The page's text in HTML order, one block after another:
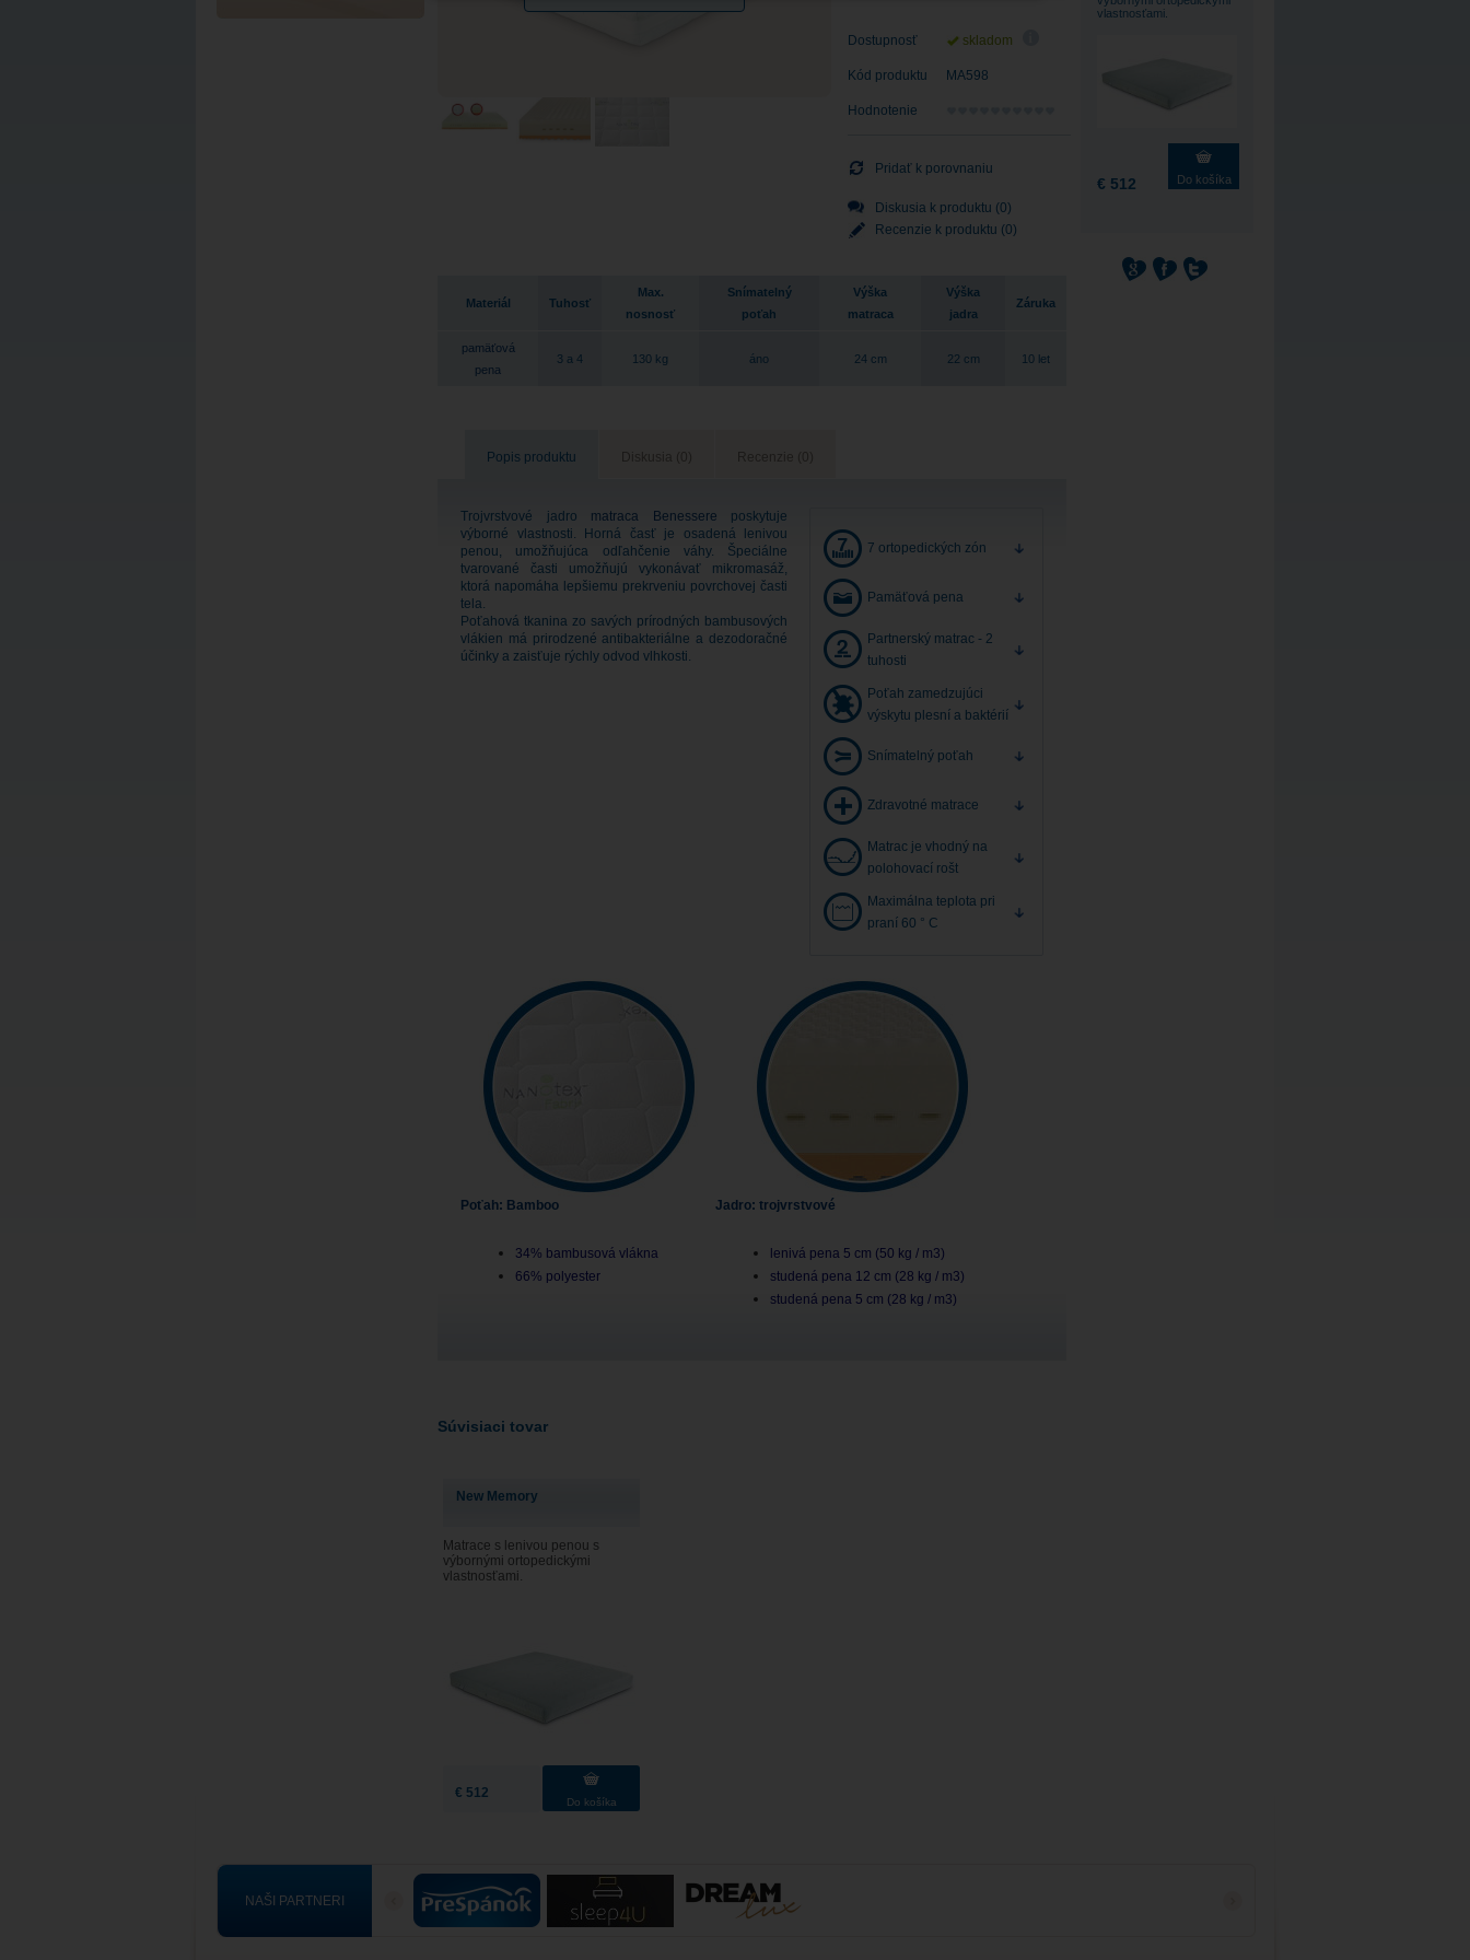
Dostupnosť skladom
Kód produktu MA598
Hodnotenie
Pridať k porovnaniu
Diskusia k produktu (0)
Recenzie k produktu (0)
Materiál Tuhosť
Max.
nosnosť
Snímatelný
poťah
Výška
matraca
Výška
jadra
Záruka
pamäťová
pena
3 a 4 130 kg áno 24 cm 22 cm 10 let
Popis produktu
7 ortopedických zón
Pamäťová pena
Partnerský matrac - 2
tuhosti
Poťah zamedzujúci
výskytu plesní a baktérií
Snímatelný poťah
Zdravotné matrace
Matrac je vhodný na
polohovací rošt
Maximálna teplota pri
praní 60 ° C
Trojvrstvové jadro matraca Benessere poskytuje
výborné vlastnosti. Horná časť je osadená lenivou
penou, umožňujúca odľahčenie váhy. Špeciálne
tvarované časti umožňujú vykonávať mikromasáž,
ktorá napomáha lepšiemu prekrveniu povrchovej časti
tela.
Poťahová tkanina zo savých prírodných bambusových
vlákien má prirodzené antibakteriálne a dezodoračné
účinky a zaisťuje rýchly odvod vlhkosti.
Poťah: Bamboo
34% bambusová vlákna
66% polyester
Jadro: trojvrstvové
lenivá pena 5 cm (50 kg / m3)
studená pena 12 cm (28 kg / m3)
studená pena 5 cm (28 kg / m3)
Súvisiaci tovar
New Memory
Matrace s lenivou penou s
výbornými ortopedickými
vlastnosťami.
€ 512
Do košíka
vlastnosťami.
€ 512 Do košíka
NAŠI PARTNERI